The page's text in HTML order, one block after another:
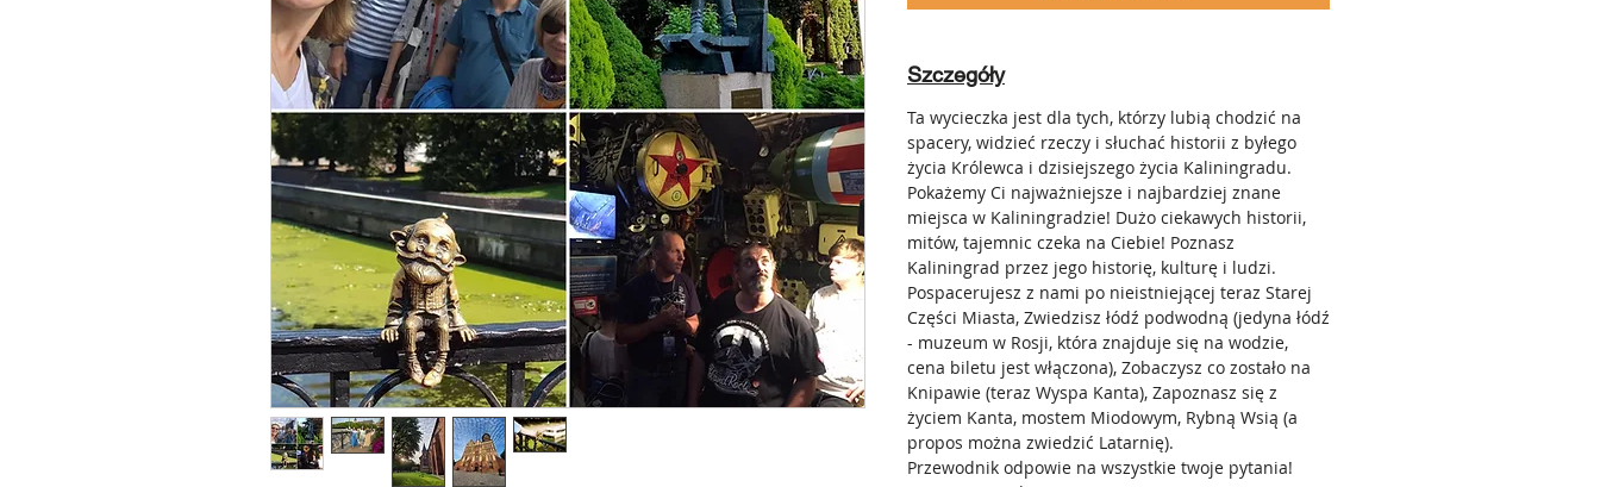
Szczegóły
Ta wycieczka jest dla tych, którzy lubią chodzić na
spacery, widzieć rzeczy i słuchać historii z byłego
życia Królewca i dzisiejszego życia Kaliningradu.
Pokażemy Ci najważniejsze i najbardziej znane
miejsca w Kaliningradzie! Dużo ciekawych historii,
mitów, tajemnic czeka na Ciebie! Poznasz
Kaliningrad przez jego historię, kulturę i ludzi.
Pospacerujesz z nami po nieistniejącej teraz Starej
Części Miasta, Zwiedzisz łódź podwodną (jedyna łódź
- muzeum w Rosji, która znajduje się na wodzie,
cena biletu jest włączona), Zobaczysz co zostało na
Knipawie (teraz Wyspa Kanta), Zapoznasz się z
życiem Kanta, mostem Miodowym, Rybną Wsią (a
propos można zwiedzić Latarnię).
Przewodnik odpowie na wszystkie twoje pytania!